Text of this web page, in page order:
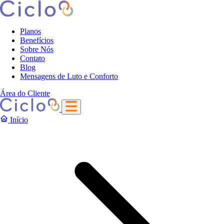
Planos
Benefícios
Sobre Nós
Contato
Blog
Mensagens de Luto e Conforto
Área do Cliente
Início